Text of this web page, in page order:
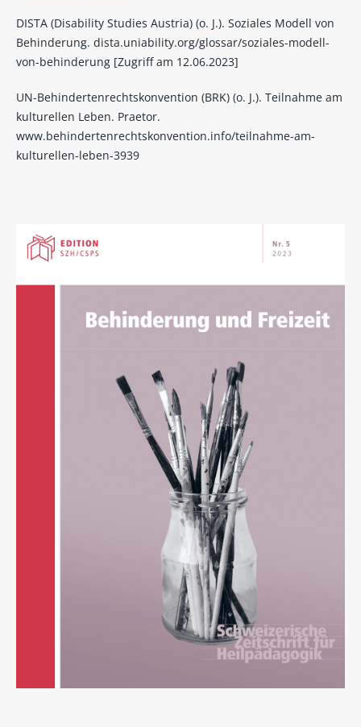
DISTA (Disability Studies Austria) (o. J.). Soziales Modell von
Behinderung. dista.uniability.org/glossar/soziales-modell-
von-behinderung [Zugriff am 12.06.2023]
UN-Behindertenrechtskonvention (BRK) (o. J.). Teilnahme am
kulturellen Leben. Praetor.
www.behindertenrechtskonvention.info/teilnahme-am-
kulturellen-leben-3939